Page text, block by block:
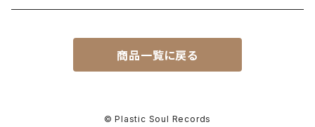
SKA / ROCK STEADY / REGGAE
POST PUNK / NEW WAVE
商品一覧に戻る
© Plastic Soul Records